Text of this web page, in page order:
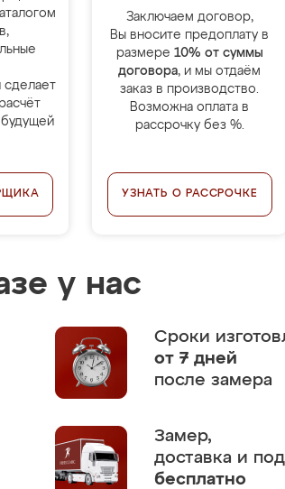
сделает
Заключаем договор,
Вы вносите предоплату в
размере 10% от суммы
договора, и мы отдаём
заказ в производство.
Возможна оплата в
рассрочку без %.
УЗНАТЬ О РАССРОЧКЕ
у нас
Сроки
от 7 дней
после замера
Замер,
доставка и
бесплатно